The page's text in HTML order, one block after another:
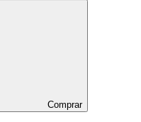
Comprar